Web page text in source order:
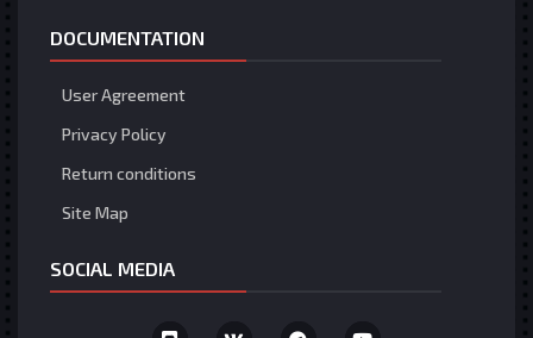
DOCUMENTATION
User Agreement
Privacy Policy
Return conditions
Site Map
SOCIAL MEDIA